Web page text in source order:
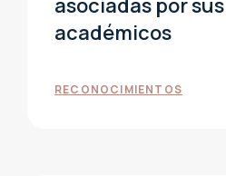
académicos
RECONOCIMIENTOS